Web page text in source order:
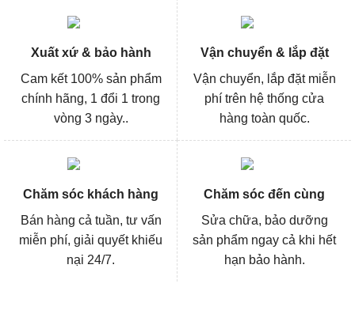
Xuất xứ & bảo hành
Cam kết 100% sản phẩm
chính hãng, 1 đổi 1 trong
vòng 3 ngày..
Vận chuyển & lắp đặt
Vận chuyển, lắp đặt miễn
phí trên hệ thống cửa
hàng toàn quốc.
Chăm sóc khách hàng
Bán hàng cả tuần, tư vấn
miễn phí, giải quyết khiếu
nại 24/7.
Chăm sóc đến cùng
Sửa chữa, bảo dưỡng
sản phẩm ngay cả khi hết
hạn bảo hành.